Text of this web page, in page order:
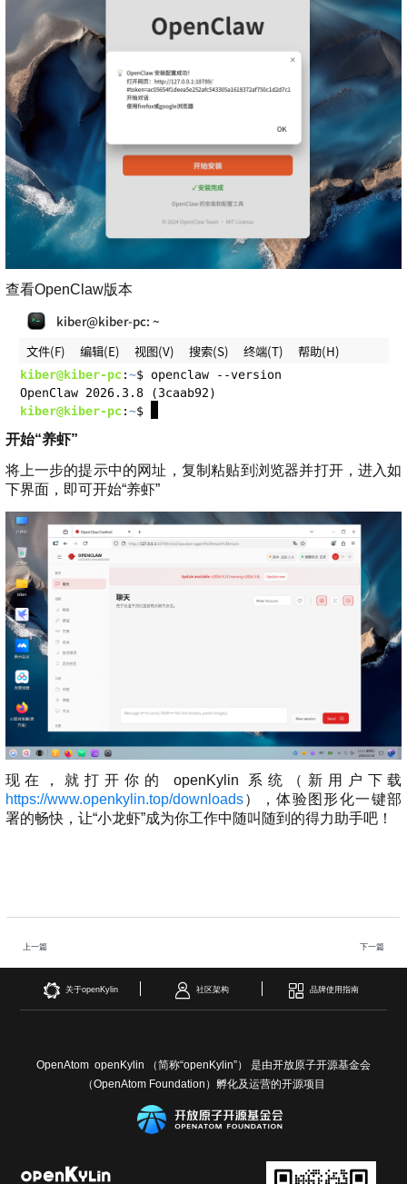
查看OpenClaw版本
开始“养虾”
将上一步的提示中的网址，复制粘贴到浏览器并打开，进入如
下界面，即可开始“养虾”
现在，就打开你的 openKylin 系统（新用户下载
https://www.openkylin.top/downloads），体验图形化一键部
署的畅快，让“小龙虾”成为你工作中随叫随到的得力助手吧！
上一篇 下一篇
关于openKylin 社区架构 品牌使用指南
OpenAtom openKylin （简称“openKylin”） 是由开放原子开源基金会
（OpenAtom Foundation）孵化及运营的开源项目